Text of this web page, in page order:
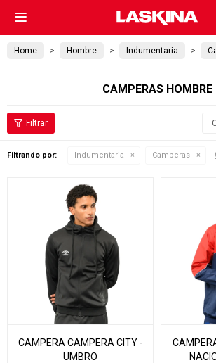

Home Hombre Indumentaria
CAMPERAS HOMBRE
Filtrando por: Indumentaria Camperas
CAMPERA CAMPERA CITY -
UMBRO